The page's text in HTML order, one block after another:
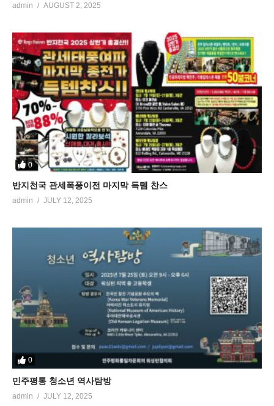
admin AUGUST 2, 2025
0
반지천국 관세폭풍이전 마지막 득템 찬스
admin JULY 12, 2025
0
민주평통 청소년 역사탐방
admin JULY 12, 2025